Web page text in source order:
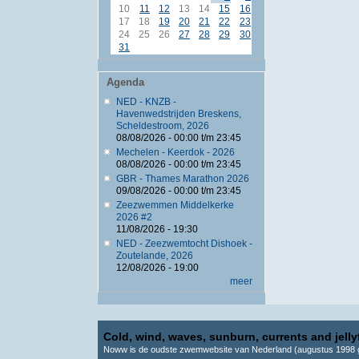
10
11 12 13 14 15
16
17
18 19 20 21 22
23
24
25 26 27 28 29
30
31
Agenda
NED - KNZB -
Havenwedstrijden Breskens,
Scheldestroom, 2026
08/08/2026 - 00:00t/m 23:45
Mechelen - Keerdok - 2026
08/08/2026 - 00:00t/m 23:45
GBR - Thames Marathon 2026
09/08/2026 - 00:00t/m 23:45
Zeezwemmen Middelkerke
2026 #2
11/08/2026 - 19:30
NED - Zeezwemtocht Dishoek -
Zoutelande, 2026
12/08/2026 - 19:00
meer
Cold, wind, waves, sunburn, currents and
Noww is de oudste zwemwebsite van Nederland (augustus 1998